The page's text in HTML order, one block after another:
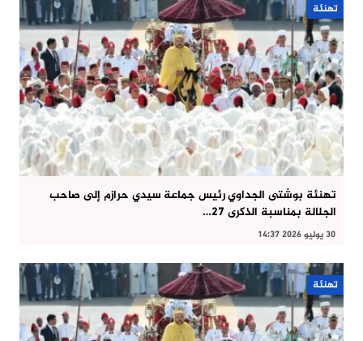
تهنئة
تهنئة بوشتى الجداوي رئيس جماعة سيدي حرازم إلى صاحب
الجلالة بمناسبة الذكرى 27…
30 يوليو 2026 14:37
تهنئة